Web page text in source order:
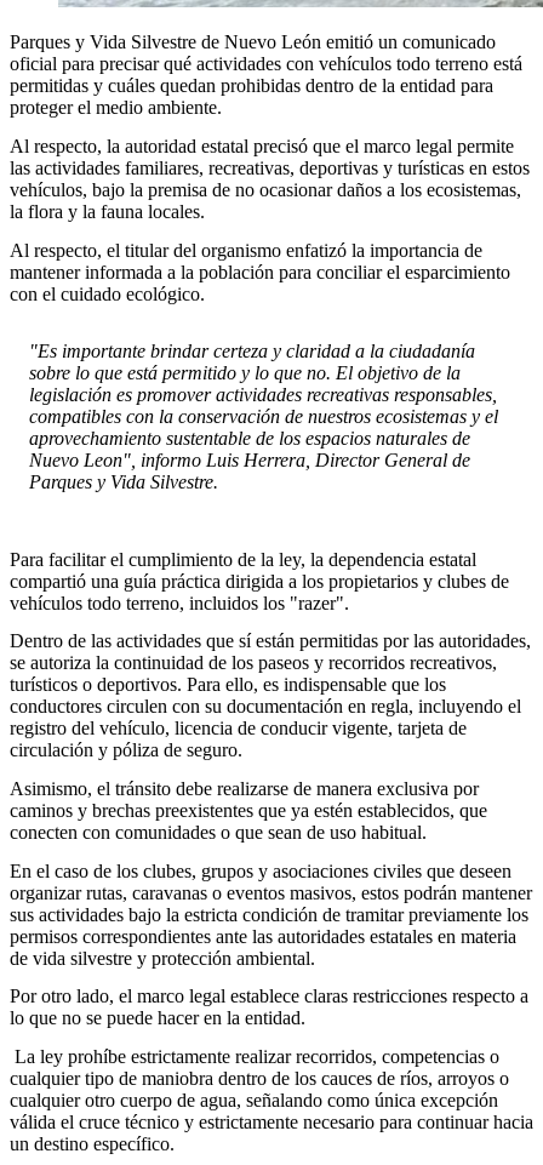
Parques y Vida Silvestre de Nuevo León emitió un comunicado
oficial para precisar qué actividades con vehículos todo terreno está
permitidas y cuáles quedan prohibidas dentro de la entidad para
proteger el medio ambiente.
Al respecto, la autoridad estatal precisó que el marco legal permite
las actividades familiares, recreativas, deportivas y turísticas en estos
vehículos, bajo la premisa de no ocasionar daños a los ecosistemas,
la flora y la fauna locales.
Al respecto, el titular del organismo enfatizó la importancia de
mantener informada a la población para conciliar el esparcimiento
con el cuidado ecológico.
"Es importante brindar certeza y claridad a la ciudadanía
sobre lo que está permitido y lo que no. El objetivo de la
legislación es promover actividades recreativas responsables,
compatibles con la conservación de nuestros ecosistemas y el
aprovechamiento sustentable de los espacios naturales de
Nuevo Leon", informo Luis Herrera, Director General de
Parques y Vida Silvestre.
Para facilitar el cumplimiento de la ley, la dependencia estatal
compartió una guía práctica dirigida a los propietarios y clubes de
vehículos todo terreno, incluidos los "razer".
Dentro de las actividades que sí están permitidas por las autoridades,
se autoriza la continuidad de los paseos y recorridos recreativos,
turísticos o deportivos. Para ello, es indispensable que los
conductores circulen con su documentación en regla, incluyendo el
registro del vehículo, licencia de conducir vigente, tarjeta de
circulación y póliza de seguro.
Asimismo, el tránsito debe realizarse de manera exclusiva por
caminos y brechas preexistentes que ya estén establecidos, que
conecten con comunidades o que sean de uso habitual.
En el caso de los clubes, grupos y asociaciones civiles que deseen
organizar rutas, caravanas o eventos masivos, estos podrán mantener
sus actividades bajo la estricta condición de tramitar previamente los
permisos correspondientes ante las autoridades estatales en materia
de vida silvestre y protección ambiental.
Por otro lado, el marco legal establece claras restricciones respecto a
lo que no se puede hacer en la entidad.
La ley prohíbe estrictamente realizar recorridos, competencias o
cualquier tipo de maniobra dentro de los cauces de ríos, arroyos o
cualquier otro cuerpo de agua, señalando como única excepción
válida el cruce técnico y estrictamente necesario para continuar hacia
un destino específico.